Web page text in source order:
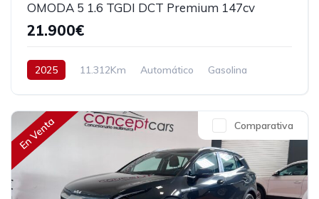
OMODA 5 1.6 TGDI DCT Premium 147cv
21.900€
2025 11.312Km Automático
Gasolina
En Venta Comparativa